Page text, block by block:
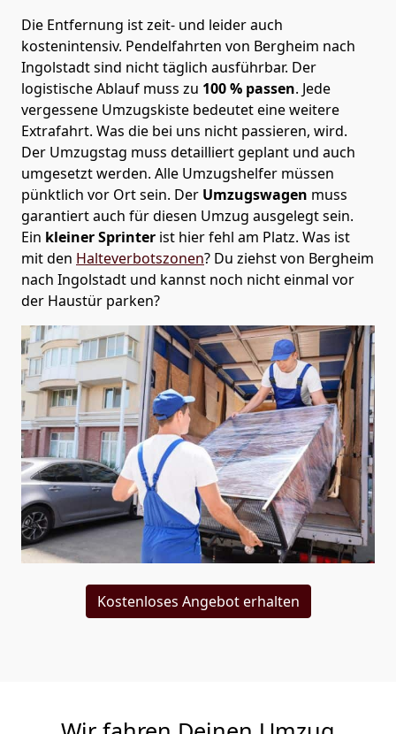
Die Entfernung ist zeit- und leider auch
kostenintensiv. Pendelfahrten von Bergheim nach
Ingolstadt sind nicht täglich ausführbar. Der
logistische Ablauf muss zu 100 % passen. Jede
vergessene Umzugskiste bedeutet eine weitere
Extrafahrt. Was die bei uns nicht passieren, wird.
Der Umzugstag muss detailliert geplant und auch
umgesetzt werden. Alle Umzugshelfer müssen
pünktlich vor Ort sein. Der Umzugswagen muss
garantiert auch für diesen Umzug ausgelegt sein.
Ein kleiner Sprinter ist hier fehl am Platz. Was ist
mit den Halteverbotszonen? Du ziehst von Bergheim
nach Ingolstadt und kannst noch nicht einmal vor
der Haustür parken?
Kostenloses Angebot erhalten